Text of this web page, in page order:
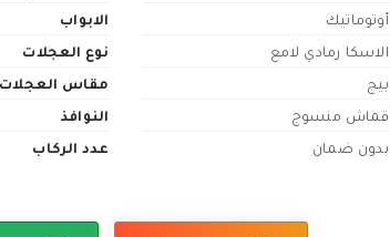
أوتوماتيك
الاسكا رمادي لامع
بيج
قماش منسوج
بدون ضمان
الابواب
نوع العجلات
مقاس العجلات
النوافذ
عدد الركاب